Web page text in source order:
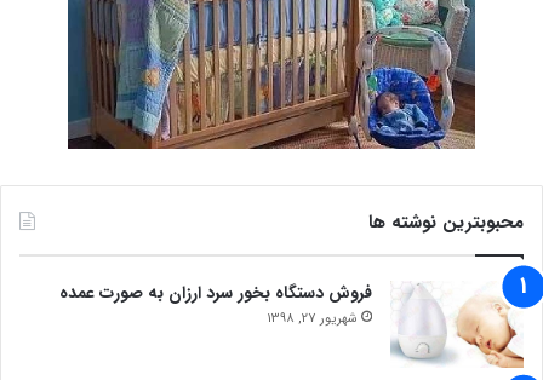
محبوبترین نوشته ها
فروش دستگاه بخور سرد ارزان به صورت عمده
شهریور 27, 1398